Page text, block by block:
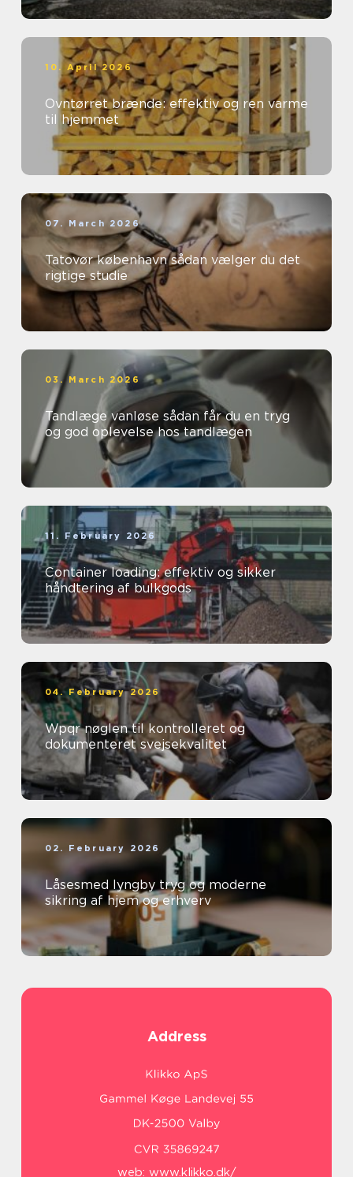
10. April 2026
Ovntørret brænde: effektiv og ren varme
til hjemmet
07. March 2026
Tatovør københavn sådan vælger du det
rigtige studie
03. March 2026
Tandlæge vanløse sådan får du en tryg
og god oplevelse hos tandlægen
11. February 2026
Container loading: effektiv og sikker
håndtering af bulkgods
04. February 2026
Wpqr nøglen til kontrolleret og
dokumenteret svejsekvalitet
02. February 2026
Låsesmed lyngby tryg og moderne
sikring af hjem og erhverv
Address
web: www.klikko.dk/